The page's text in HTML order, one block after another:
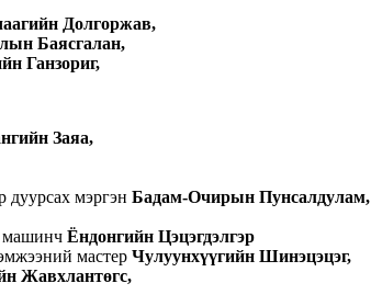
Долгоржав,
Баясгалан,
Ганзориг,
Заяа,
мэргэн Бадам-Очирын Пунсалдулам,
машинч Ёндонгийн Цэцэгдэлгэр
мастер Чулуунхүүгийн Шинэцэцэг,
Жавхлантөгс,